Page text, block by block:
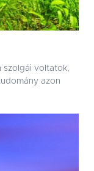
szolgái voltatok,
azon